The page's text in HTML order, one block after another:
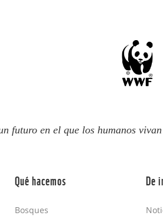
futuro en el que los humanos
Qué hacemos
Bosques
De